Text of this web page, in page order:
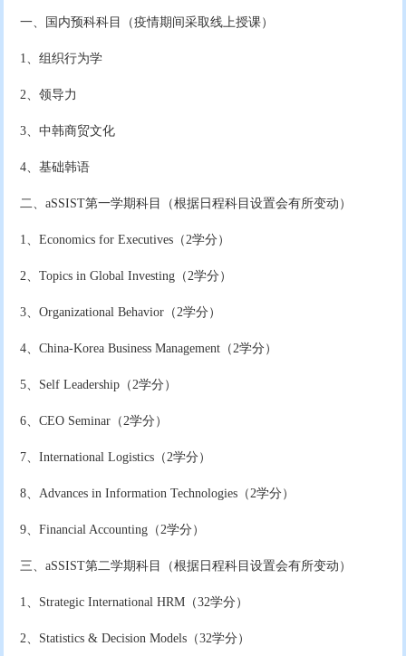
一、国内预科科目（疫情期间采取线上授课）
1、组织行为学
2、领导力
3、中韩商贸文化
4、基础韩语
二、aSSIST第一学期科目（根据日程科目设置会有所变动）
1、Economics for Executives（2学分）
2、Topics in Global Investing（2学分）
3、Organizational Behavior（2学分）
4、China-Korea Business Management（2学分）
5、Self Leadership（2学分）
6、CEO Seminar（2学分）
7、International Logistics（2学分）
8、Advances in Information Technologies（2学分）
9、Financial Accounting（2学分）
三、aSSIST第二学期科目（根据日程科目设置会有所变动）
1、Strategic International HRM（32学分）
2、Statistics & Decision Models（32学分）